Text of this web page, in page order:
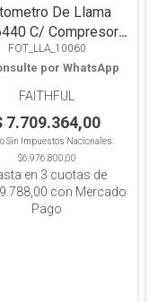
De Llama
C/ Compresor
160ppm, K:0-
Li:0-100ppm,
Ca:0-1000ppm
FOT_LLA_10060
por WhatsApp
FAITHFUL
7.709.364,00
Sin Impuestos Nacionales:
$6.976.800,00
en 3 cuotas de
con Mercado
Pago